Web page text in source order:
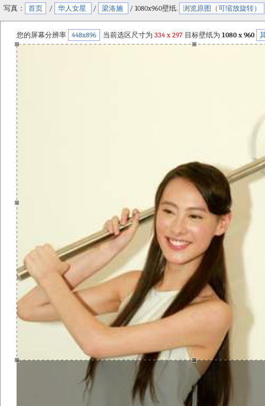
写真： 首页 / 华人女星 / 梁洛施 / 1080x960壁纸. 浏览原图（可缩放旋转）
您的屏幕分辨率 448x896 当前选区尺寸为 334 x 297 目标壁纸为 1080 x 960